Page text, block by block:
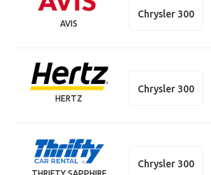
AVIS
Chrysler 300
HERTZ
Chrysler 300
THRIFTY SAPPHIRE
Chrysler 300